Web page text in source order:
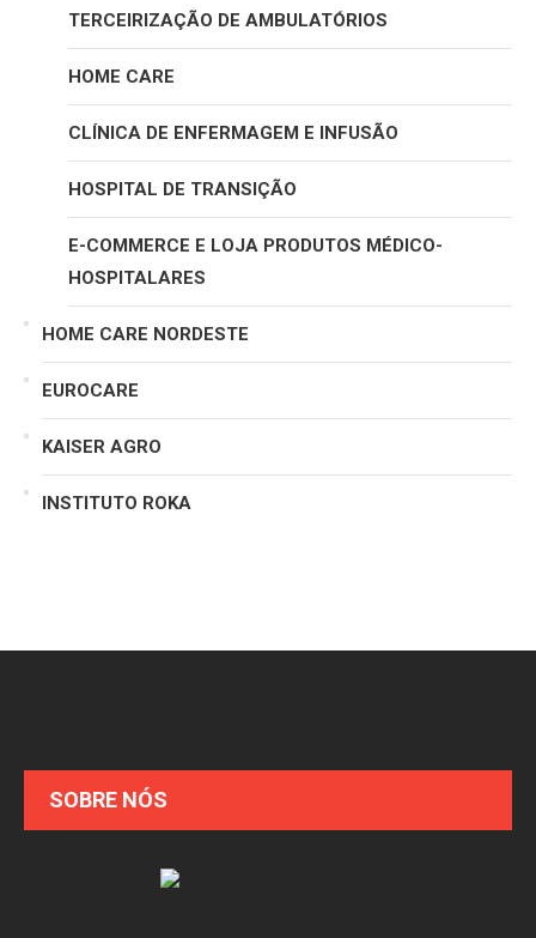
TERCEIRIZAÇÃO DE AMBULATÓRIOS
HOME CARE
CLÍNICA DE ENFERMAGEM E INFUSÃO
HOSPITAL DE TRANSIÇÃO
E-COMMERCE E LOJA PRODUTOS MÉDICO-
HOSPITALARES
HOME CARE NORDESTE
EUROCARE
KAISER AGRO
INSTITUTO ROKA
SOBRE NÓS